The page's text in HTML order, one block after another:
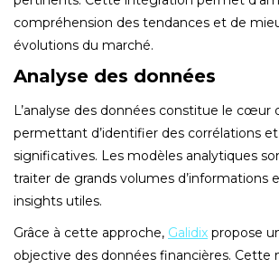
compréhension des tendances et de
évolutions du marché.
Analyse des données
L’analyse des données constitue le cœur
permettant d’identifier des corrélations
significatives. Les modèles analytiques
traiter de grands volumes d’informations
insights utiles.
Grâce à cette approche, Galidix propose
objective des données financières. Cette